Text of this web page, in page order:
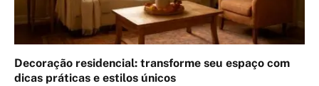
Decoração residencial: transforme seu espaço com
dicas práticas e estilos únicos